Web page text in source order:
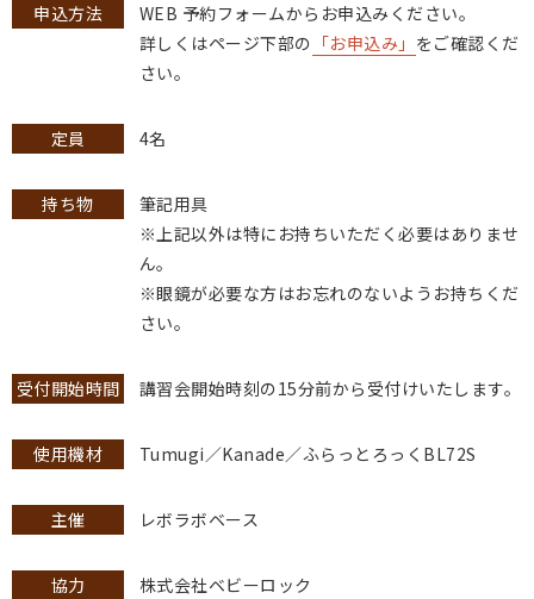
申込方法
WEB 予約フォームからお申込みください。
詳しくはページ下部の 「お申込み」 をご確認くだ
さい。
定員 4名
持ち物
筆記用具
※上記以外は特にお持ちいただく必要はありませ
ん。
※眼鏡が必要な方はお忘れのないようお持ちくだ
さい。
受付開始時間 講習会開始時刻の15分前から受付けいたします。
使用機材 Tumugi／Kanade／ふらっとろっくBL72S
主催 レボラボベース
協力 株式会社ベビーロック